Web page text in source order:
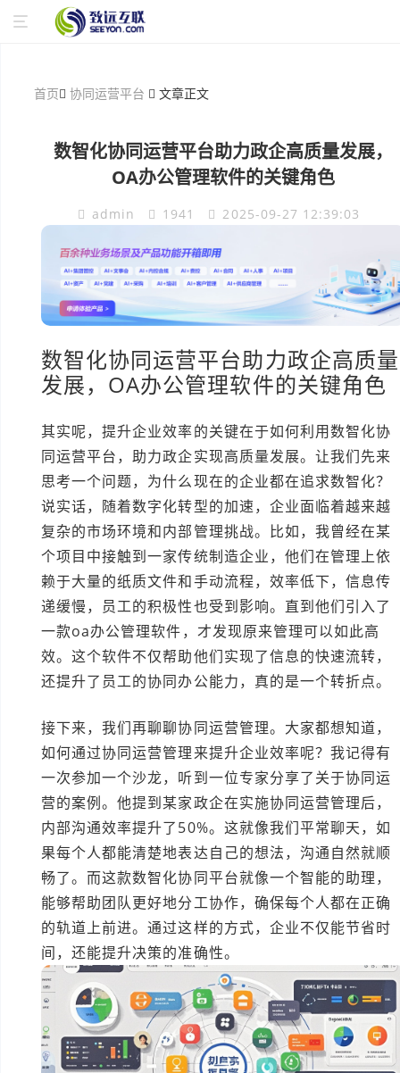
首页 协同运营平台 文章正文
数智化协同运营平台助力政企高质量发展，
OA办公管理软件的关键角色
admin 1941 2025-09-27 12:39:03
数智化协同运营平台助力政企高质量
发展，OA办公管理软件的关键角色
其实呢，提升企业效率的关键在于如何利用数智化协
同运营平台，助力政企实现高质量发展。让我们先来
思考一个问题，为什么现在的企业都在追求数智化？
说实话，随着数字化转型的加速，企业面临着越来越
复杂的市场环境和内部管理挑战。比如，我曾经在某
个项目中接触到一家传统制造企业，他们在管理上依
赖于大量的纸质文件和手动流程，效率低下，信息传
递缓慢，员工的积极性也受到影响。直到他们引入了
一款oa办公管理软件，才发现原来管理可以如此高
效。这个软件不仅帮助他们实现了信息的快速流转，
还提升了员工的协同办公能力，真的是一个转折点。
接下来，我们再聊聊协同运营管理。大家都想知道，
如何通过协同运营管理来提升企业效率呢？我记得有
一次参加一个沙龙，听到一位专家分享了关于协同运
营的案例。他提到某家政企在实施协同运营管理后，
内部沟通效率提升了50%。这就像我们平常聊天，如
果每个人都能清楚地表达自己的想法，沟通自然就顺
畅了。而这款数智化协同平台就像一个智能的助理，
能够帮助团队更好地分工协作，确保每个人都在正确
的轨道上前进。通过这样的方式，企业不仅能节省时
间，还能提升决策的准确性。